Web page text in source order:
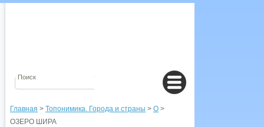
Главная > Топонимика. Города и страны > О >
ОЗЕРО ШИРА